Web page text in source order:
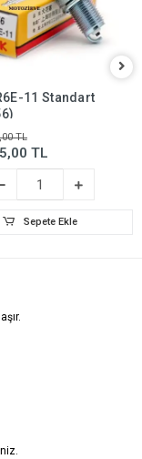
11 Standart
TL
TL
Sepete Ekle